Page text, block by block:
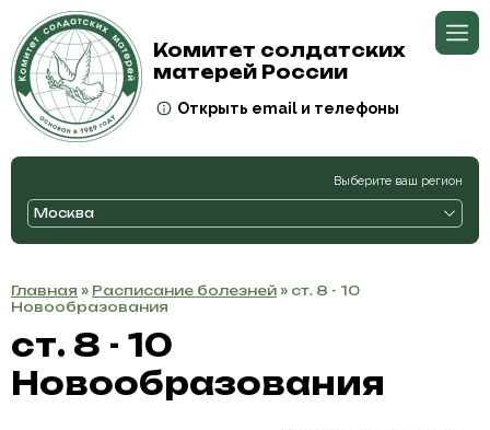
Комитет солдатских
матерей России
Открыть email и телефоны
Выберите ваш регион
Москва
Главная » Расписание болезней » ст. 8 - 10
Новообразования
ст. 8 - 10
Новообразования